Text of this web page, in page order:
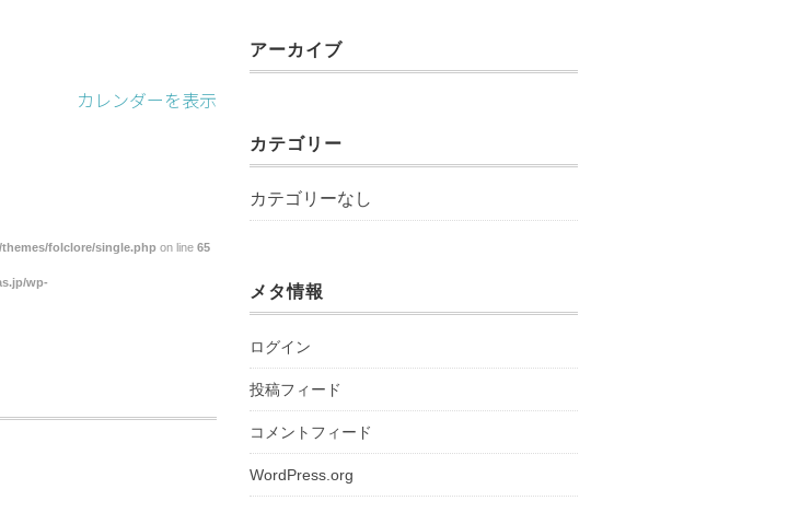
カレンダーを表示
folclore/single.php on line 65
wp-
アーカイブ
カテゴリー
カテゴリーなし
メタ情報
ログイン
投稿フィード
コメントフィード
WordPress.org